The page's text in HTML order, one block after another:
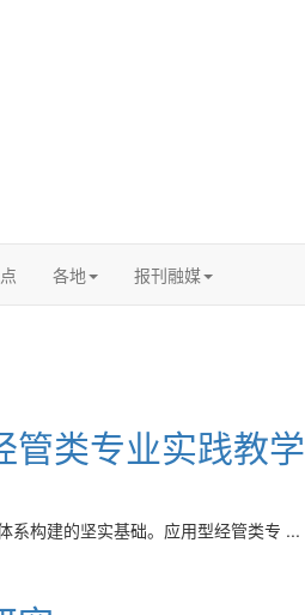
各地 报刊融媒
管类专业实践教学
系构建的坚实基础。应用型经管类专 ...